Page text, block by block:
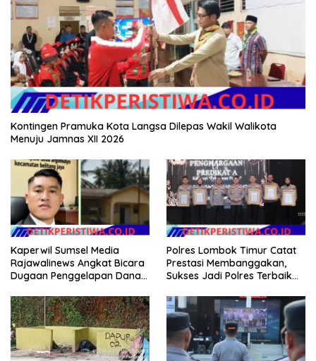
Kontingen Pramuka Kota Langsa Dilepas Wakil Walikota
Menuju Jamnas XII 2026
Kaperwil Sumsel Media
Rajawalinews Angkat Bicara
Dugaan Penggelapan Dana
Argomulyo Belitang Jaya
Hilang 3 Bulan Bawa
Anggaran Pembangunan
Polres Lombok Timur Catat
Prestasi Membanggakan,
Sukses Jadi Polres Terbaik
NTB